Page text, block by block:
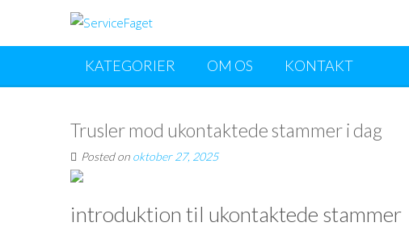
KATEGORIER OM OS KONTAKT
Trusler mod ukontaktede stammer i dag
Posted on oktober 27, 2025
introduktion til ukontaktede stammer